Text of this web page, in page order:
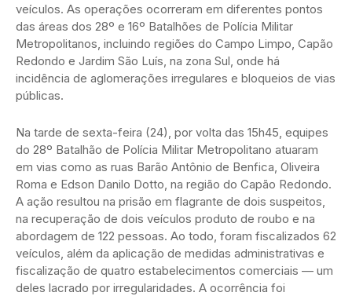
veículos. As operações ocorreram em diferentes pontos
das áreas dos 28º e 16º Batalhões de Polícia Militar
Metropolitanos, incluindo regiões do Campo Limpo, Capão
Redondo e Jardim São Luís, na zona Sul, onde há
incidência de aglomerações irregulares e bloqueios de vias
públicas.
Na tarde de sexta-feira (24), por volta das 15h45, equipes
do 28º Batalhão de Polícia Militar Metropolitano atuaram
em vias como as ruas Barão Antônio de Benfica, Oliveira
Roma e Edson Danilo Dotto, na região do Capão Redondo.
A ação resultou na prisão em flagrante de dois suspeitos,
na recuperação de dois veículos produto de roubo e na
abordagem de 122 pessoas. Ao todo, foram fiscalizados 62
veículos, além da aplicação de medidas administrativas e
fiscalização de quatro estabelecimentos comerciais — um
deles lacrado por irregularidades. A ocorrência foi